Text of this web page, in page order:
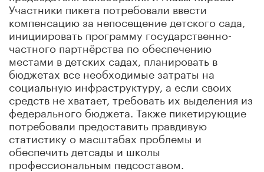
Участники пикета потребовали ввести
компенсацию за непосещение детского сада,
инициировать программу государственно-
частного партнёрства по обеспечению
местами в детских садах, планировать в
бюджетах все необходимые затраты на
социальную инфраструктуру, а если своих
средств не хватает, требовать их выделения из
федерального бюджета. Также пикетирующие
потребовали предоставить правдивую
статистику о масштабах проблемы и
обеспечить детсады и школы
профессиональным педсоставом.